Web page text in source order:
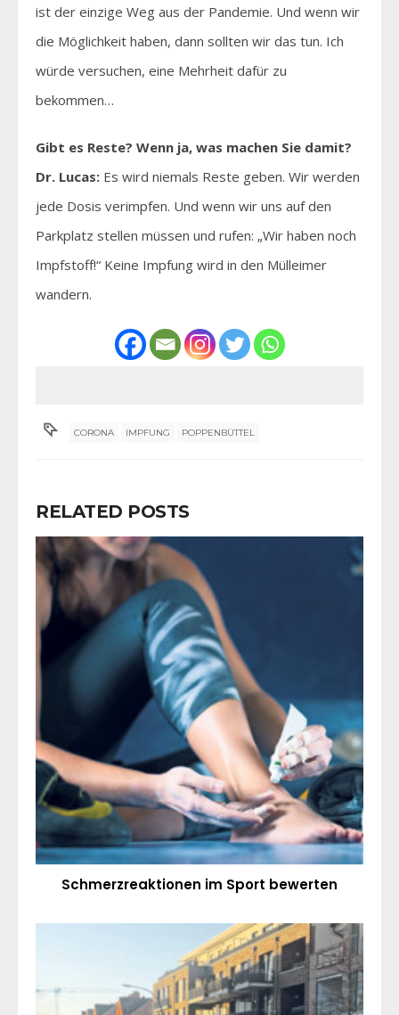
ist der einzige Weg aus der Pandemie. Und wenn wir
die Möglichkeit haben, dann sollten wir das tun. Ich
würde versuchen, eine Mehrheit dafür zu
bekommen…
Gibt es Reste? Wenn ja, was machen Sie damit?
Dr. Lucas: Es wird niemals Reste geben. Wir werden
jede Dosis verimpfen. Und wenn wir uns auf den
Parkplatz stellen müssen und rufen: „Wir haben noch
Impfstoff!“ Keine Impfung wird in den Mülleimer
wandern.
CORONA IMPFUNG POPPENBÜTTEL
RELATED POSTS
Schmerzreaktionen im Sport bewerten